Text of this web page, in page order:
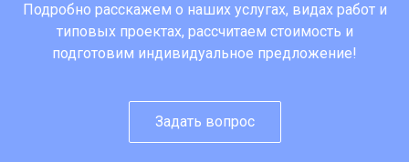
Подробно расскажем о наших услугах, видах работ и
типовых проектах, рассчитаем стоимость и
подготовим индивидуальное предложение!
Задать вопрос